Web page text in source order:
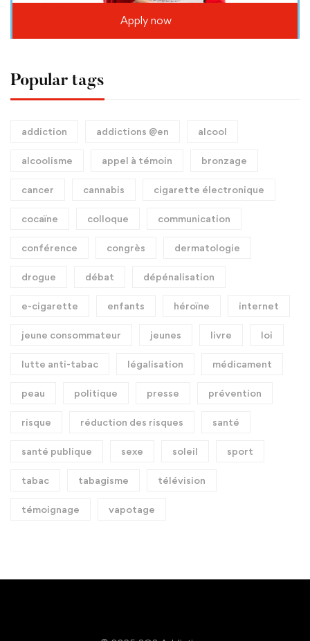
Apply now
Popular tags
addiction addictions @en alcool
alcoolisme appel à témoin bronzage
cancer cannabis cigarette électronique
cocaïne colloque communication
conférence congrès dermatologie
drogue débat dépénalisation
e-cigarette enfants héroïne internet
jeune consommateur jeunes livre loi
lutte anti-tabac légalisation médicament
peau politique presse prévention
risque réduction des risques santé
santé publique sexe soleil sport
tabac tabagisme télévision
témoignage vapotage